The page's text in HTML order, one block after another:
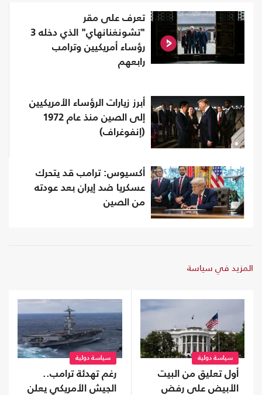
تعرف على مقر
"تشونغنانهاي" الذي دخله 3
رؤساء أمريكيين وترامب
رابعهم
أبرز زيارات الرؤساء الأمريكيين
إلى الصين منذ عام 1972
(إنفوغراف)
أكسيوس: ترامب قد يتحرك
عسكريا ضد إيران بعد عودته
من الصين
المزيد في سياسة
سياسة دولية
أول تعليق من البيت
الأبيض على رفض
سياسة دولية
رغم تهدئة ترامب..
الجيش الأمريكي يعلن